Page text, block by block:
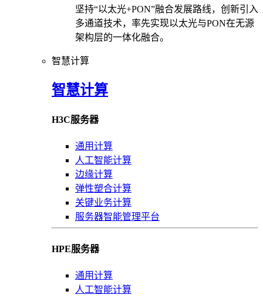
坚持“以太光+PON”融合发展路线，创新引入
多通道技术，率先实现以太光与PON在无源
架构层的一体化融合。
智慧计算
智慧计算
H3C服务器
通用计算
人工智能计算
边缘计算
弹性塑合计算
关键业务计算
服务器智能管理平台
HPE服务器
通用计算
人工智能计算